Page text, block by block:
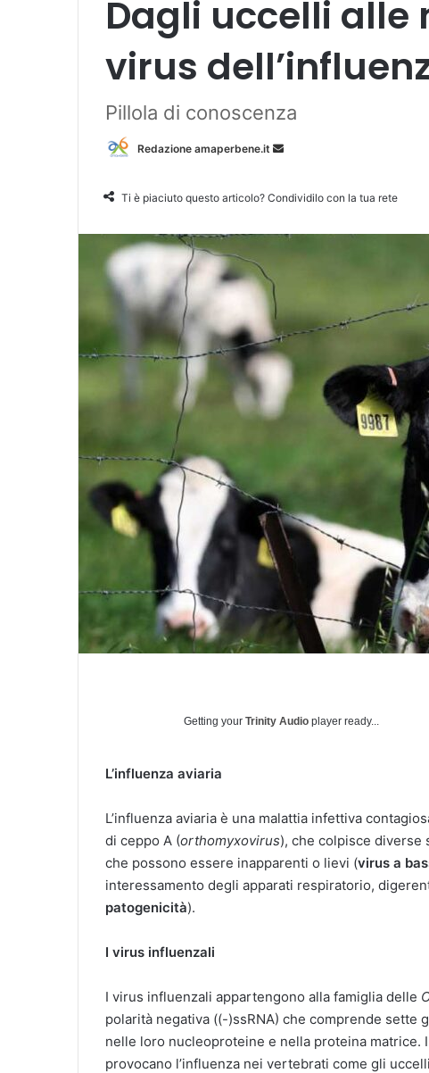
Dagli uccelli alle
virus
Pillola di conoscenza
Redazione amaperbene.it
a
m
a
l
Ti è piaciuto questo articolo? Condividilo con la tua rete
Getting your Trinity Audio player ready...
L’influenza aviaria
L’influenza aviaria è una malattia infettiva
di ceppo A (orthomyxovirus), che colpisce diverse
che possono essere inapparenti o lievi (virus a
interessamento degli apparati respiratorio,
patogenicità).
I virus influenzali
I virus influenzali appartengono alla famiglia delle
polarità negativa ((-)ssRNA) che comprende
nelle loro nucleoproteine e nella proteina
provocano l’influenza nei vertebrati come gli